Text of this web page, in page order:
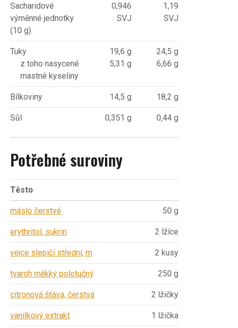
Sacharidové
výměnné jednotky
(10 g)
0,946
SVJ
1,19
SVJ
Tuky
z toho nasycené
mastné kyseliny
19,6 g
5,31 g
24,5 g
6,66 g
Bílkoviny 14,5 g 18,2 g
Sůl 0,351 g 0,44 g
Potřebné suroviny
Těsto
máslo čerstvé 50 g
erythritol, sukrin 2 lžíce
vejce slepičí střední, m 2 kusy
tvaroh měkký polotučný 250 g
citronová šťáva, čerstvá 2 lžičky
vanilkový extrakt 1 lžička